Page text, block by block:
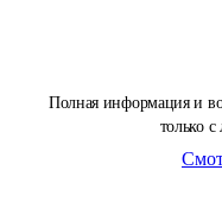
Полная информация и
только